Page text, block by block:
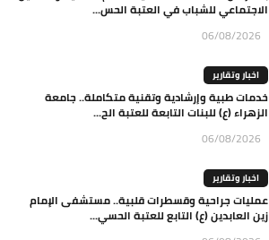
الاجتماعي للشباب في العتبة الحس...
06/08/2026
اخبار وتقارير
خدمات طبية وإرشادية وتقنية متكاملة.. جامعة
الزهراء (ع) للبنات التابعة للعتبة الح...
06/08/2026
اخبار وتقارير
عمليات جراحية وقسطرات قلبية.. مستشفى الإمام
زين العابدين (ع) التابع للعتبة الحسي...